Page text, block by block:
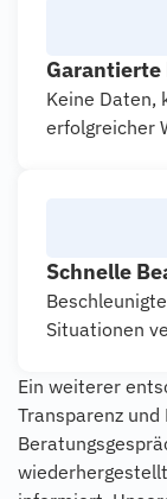
Garantierte
Keine Daten,
erfolgreicher
Schnelle
Situationen
Ein weiterer
Transparenz